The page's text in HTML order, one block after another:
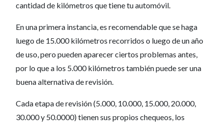
cantidad de kilómetros que tiene tu automóvil.
En una primera instancia, es recomendable que se haga
luego de 15.000 kilómetros recorridos o luego de un año
de uso, pero pueden aparecer ciertos problemas antes,
por lo que a los 5.000 kilómetros también puede ser una
buena alternativa de revisión.
Cada etapa de revisión (5.000, 10.000, 15.000, 20.000,
30.000 y 50.0000) tienen sus propios chequeos, los